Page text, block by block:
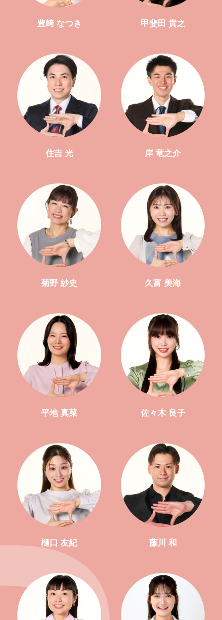
豊﨑 なつき 甲斐田 貴之
住吉 光 岸 竜之介
菊野 紗史 久富 美海
平地 真菜 佐々木 良子
樋口 友紀 藤川 和